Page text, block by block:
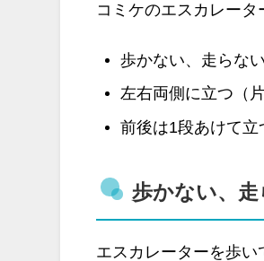
コミケのエスカレータ
歩かない、走らない
左右両側に立つ（
前後は1段あけて立
歩かない、
エスカレーターを歩い